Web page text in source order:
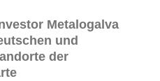
Metalogalva
und
der